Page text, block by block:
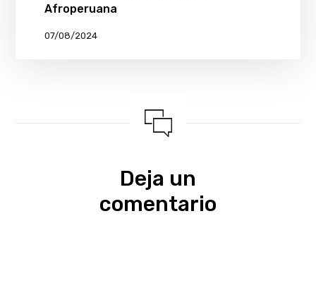
Afroperuana
07/08/2024
Deja un
comentario